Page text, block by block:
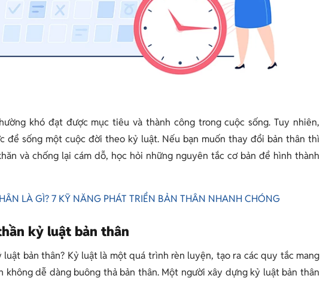
khó đạt được mục tiêu và thành công trong cuộc sống. Tuy nhiên,
để sống một cuộc đời theo kỷ luật. Nếu bạn muốn thay đổi bản thân thì
và chống lại cám dỗ, học hỏi những nguyên tắc cơ bản để hình thành
LÀ GÌ? 7 KỸ NĂNG PHÁT TRIỂN BẢN THÂN NHANH CHÓNG
kỷ luật bản thân
bản thân? Kỷ luật là một quá trình rèn luyện, tạo ra các quy tắc mang
không dễ dàng buông thả bản thân. Một người xây dựng kỷ luật bản thân